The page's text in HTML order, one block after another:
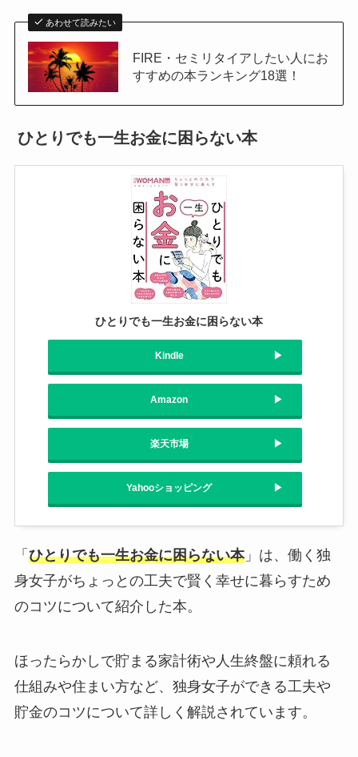
あわせて読みたい
FIRE・セミリタイアしたい人にお
すすめの本ランキング18選！
ひとりでも一生お金に困らない本
ひとりでも一生お金に困らない本
Kindle
Amazon
楽天市場
Yahooショッピング
「 ひとりでも一生お金に困らない本」は、働く独
身女子がちょっとの工夫で賢く幸せに暮らすため
のコツについて紹介した本。
ほったらかしで貯まる家計術や人生終盤に頼れる
仕組みや住まい方など、独身女子ができる工夫や
貯金のコツについて詳しく解説されています。